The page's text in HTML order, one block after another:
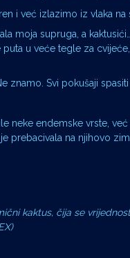
i već izlazimo iz vlaka na
moja supruga, a
u veće tegle za
Svi pokušaji
neke endemske vrste,
prebacivala na njihovo
kaktus, čija se